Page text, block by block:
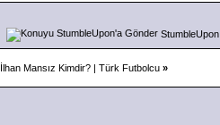
StumbleUpon
İlhan Mansız Kimdir? | Türk Futbolcu »